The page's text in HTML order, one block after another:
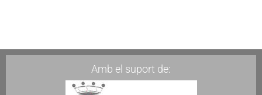
Amb el suport de: